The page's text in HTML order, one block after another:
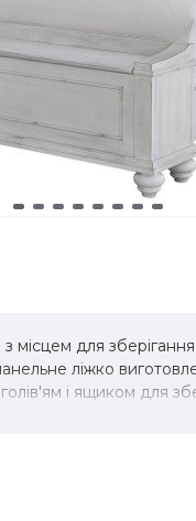
для
ліжко
і ящиком для
а також